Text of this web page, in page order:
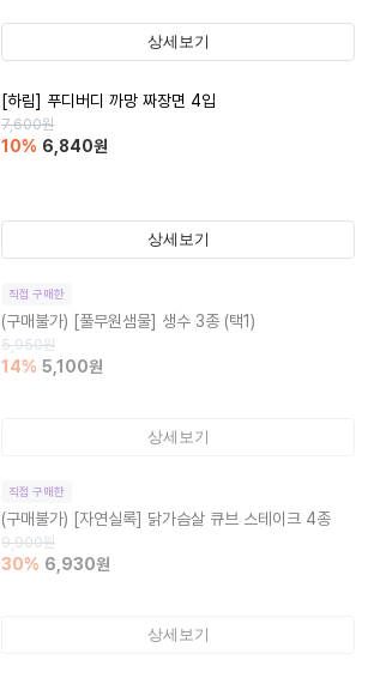
상세보기
[하림] 푸디버디 까망 짜장면 4입
7,600원
10% 6,840원
상세보기
직접 구매한
(구매불가) [풀무원샘물] 생수 3종 (택1)
5,950원
14% 5,100원
상세보기
직접 구매한
(구매불가) [자연실록] 닭가슴살 큐브 스테이크 4종
9,900원
30% 6,930원
상세보기